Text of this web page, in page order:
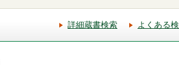
詳細蔵書検索 よくある